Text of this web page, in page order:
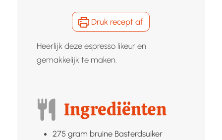
Druk recept af
Heerlijk deze espresso likeur en
gemakkelijk te maken.
Ingrediënten
275 gram bruine Basterdsuiker